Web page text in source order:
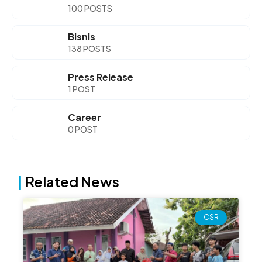
100 POSTS
Bisnis
138 POSTS
Press Release
1 POST
Career
0 POST
| Related News
CSR
PagePagePage Page